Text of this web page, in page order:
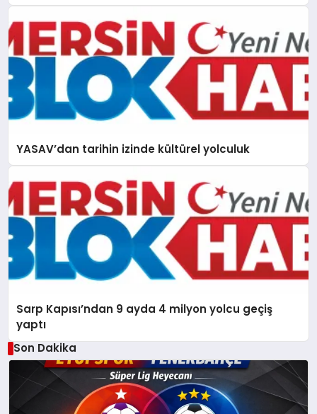
YASAV’dan tarihin izinde kültürel yolculuk
Sarp Kapısı’ndan 9 ayda 4 milyon yolcu geçiş
yaptı
Son Dakika